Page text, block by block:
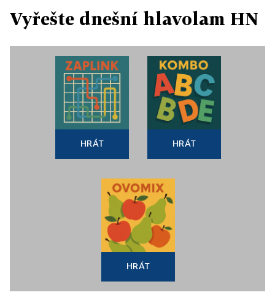
Vyřešte dnešní hlavolam HN
HRÁT HRÁT
HRÁT